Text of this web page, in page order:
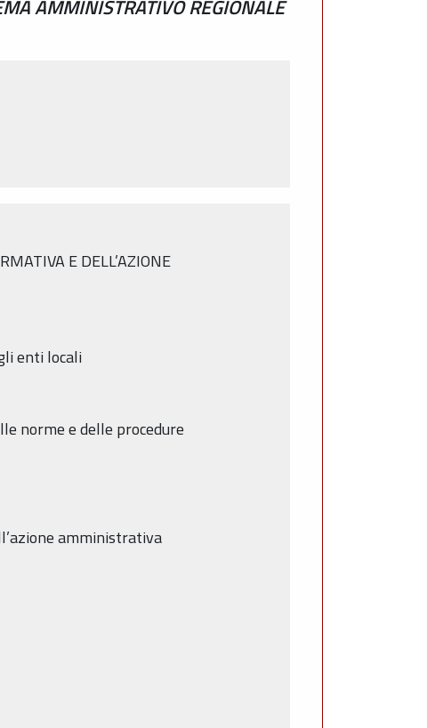
AMMINISTRATIVO REGIONALE
E DELL’AZIONE
enti locali
norme e delle procedure
amministrativa